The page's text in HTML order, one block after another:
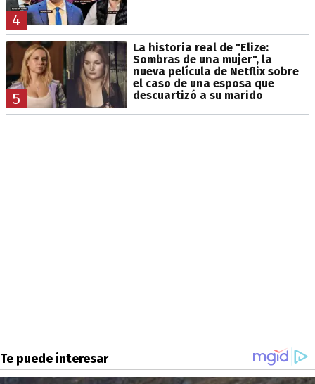
4
5
La historia real de "Elize:
Sombras de una mujer", la
nueva película de Netflix sobre
el caso de una esposa que
descuartizó a su marido